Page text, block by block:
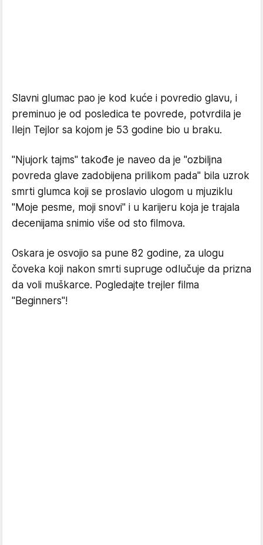
Slavni glumac pao je kod kuće i povredio glavu, i
preminuo je od posledica te povrede, potvrdila je
Ilejn Tejlor sa kojom je 53 godine bio u braku.
"Njujork tajms" takođe je naveo da je "ozbiljna
povreda glave zadobijena prilikom pada" bila uzrok
smrti glumca koji se proslavio ulogom u mjuziklu
"Moje pesme, moji snovi" i u karijeru koja je trajala
decenijama snimio više od sto filmova.
Oskara je osvojio sa pune 82 godine, za ulogu
čoveka koji nakon smrti supruge odlučuje da prizna
da voli muškarce. Pogledajte trejler filma
"Beginners"!